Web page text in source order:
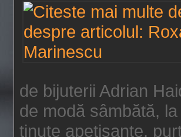
de bijuterii Adrian
de modă sâmbătă,
ţinute apetisante,